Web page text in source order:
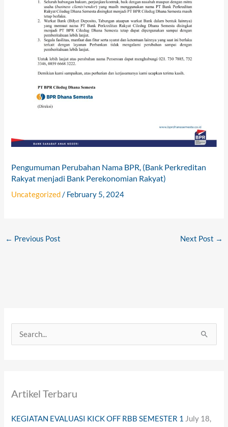
Pengumuman Perubahan Nama BPR, (Bank Perkreditan
Rakyat menjadi Bank Perekonomian Rakyat)
Uncategorized/ February 5, 2024
← Previous Post Next Post →
c
Artikel Terbaru
KEGIATAN EVALUASI KICK OFF RBB SEMESTER 1 July 18,